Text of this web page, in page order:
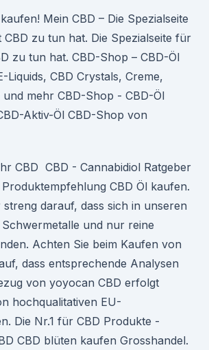
Mein CBD – Die Spezialseite
zu tun hat. Die Spezialseite für
zu tun hat. CBD-Shop – CBD-Öl
Liquids, CBD Crystals, Creme,
mehr CBD-Shop - CBD-Öl
Aktiv-Öl CBD-Shop von
CBD ️ CBD - Cannabidiol Ratgeber
CBD Öl kaufen.
darauf, dass sich in unseren
und nur reine
Achten Sie beim Kaufen von
dass entsprechende Analysen
von yoyocan CBD erfolgt
hochqualitativen EU-
Die Nr.1 für CBD Produkte -
CBD blüten kaufen Grosshandel.